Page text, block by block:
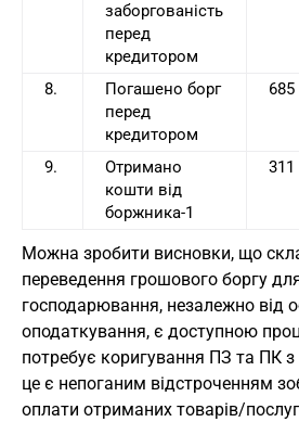
заборгованість
перед
кредитором
8.
Погашено борг
перед
кредитором
685
9.
Отримано
кошти від
боржника-1
311
Можна зробити висновки, що
переведення грошового боргу для
господарювання, незалежно від
оподаткування, є доступною
потребує коригування ПЗ та ПК
це є непоганим відстроченням
оплати отриманих товарів/